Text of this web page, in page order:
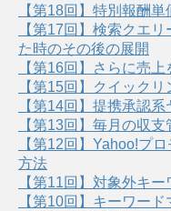
【第18回】特別報酬
【第17回】検索クエ
た時のその後の展開
【第16回】さらに売
【第15回】クイック
【第14回】提携承認系
【第13回】毎月の収
【第12回】Yahoo!プ
方法
【第11回】対象外キ
【第10回】キーワー